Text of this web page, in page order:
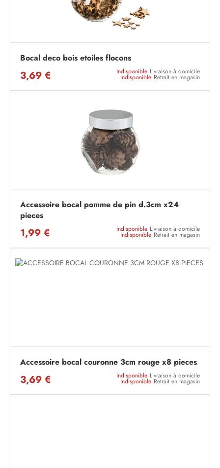
Bocal deco bois etoiles flocons
3,69 € Indisponible Livraison à domicile
Indisponible Retrait en magasin
Accessoire bocal pomme de pin d.3cm x24
pieces
1,99 € Indisponible Livraison à domicile
Indisponible Retrait en magasin
Accessoire bocal couronne 3cm rouge x8 pieces
3,69 € Indisponible Livraison à domicile
Indisponible Retrait en magasin